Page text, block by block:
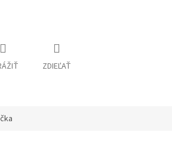
ZDIEĽAŤ